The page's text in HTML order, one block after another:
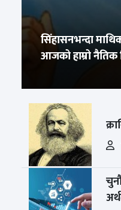
सिंहासनभन्दा
आजको हाम्रो नैतिक